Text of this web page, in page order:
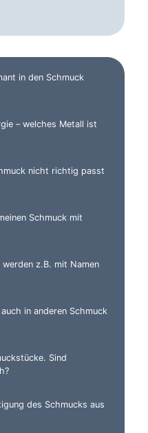
in den Schmuck
– welches Metall ist
nicht richtig passt
Schmuck mit
z.B. mit Namen
in anderen Schmuck
Sind
des Schmucks aus